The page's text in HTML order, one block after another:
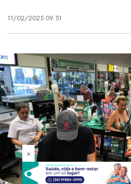
11/02/2025 09:51
×